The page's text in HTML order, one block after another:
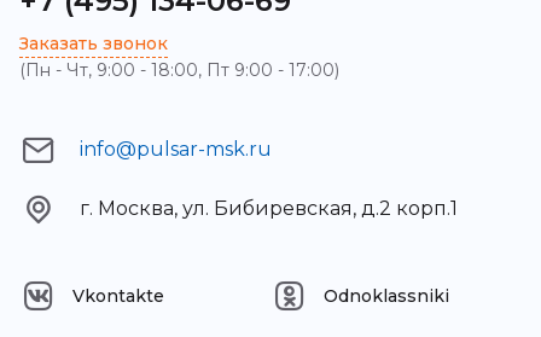
Заказать звонок
(Пн - Чт, 9:00 - 18:00, Пт 9:00 - 17:00)
info@pulsar-msk.ru
г. Москва, ул. Бибиревская, д.2 корп.1
Vkontakte Odnoklassniki